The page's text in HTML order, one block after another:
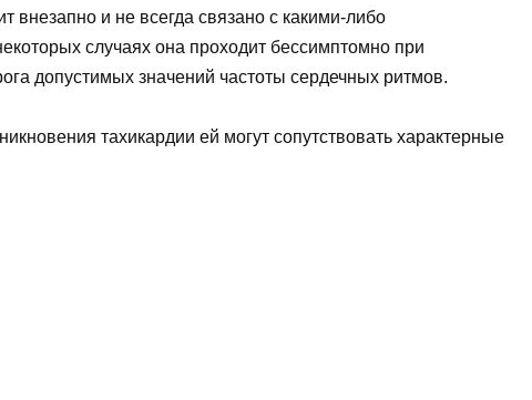
внезапно и не всегда связано с какими-либо
случаях она проходит бессимптомно при
допустимых значений частоты сердечных ритмов.
тахикардии ей могут сопутствовать характерные